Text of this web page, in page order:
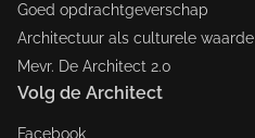
Goed opdrachtgeverschap
Architectuur als culturele waarde
Mevr. De Architect 2.0
Volg de Architect
Facebook